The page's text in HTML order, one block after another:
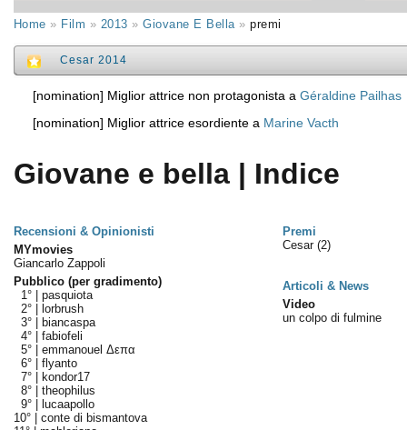
Home » Film » 2013 »Giovane E Bella»premi
Cesar 2014
[nomination] Miglior attrice non protagonista a Géraldine Pailhas
[nomination] Miglior attrice esordiente a Marine Vacth
Giovane e bella | Indice
Recensioni & Opinionisti
Premi
MYmovies
Giancarlo Zappoli
Pubblico (per gradimento)
1° | pasquiota
2° |
lorbrush
3° |
biancaspa
4° | fabiofeli
5° | emmanouel Δεπα
6° | flyanto
7° |
kondor17
8° | theophilus
9° |
lucaapollo
10° | conte di bismantova
Cesar (2)
Articoli & News
Video
un colpo di fulmine